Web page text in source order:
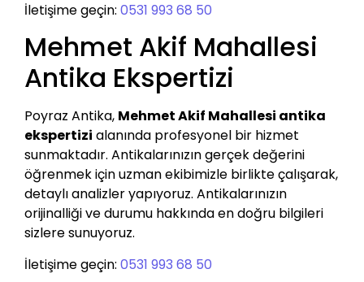
İletişime geçin: 0531 993 68 50
Mehmet Akif Mahallesi
Antika Ekspertizi
Poyraz Antika, Mehmet Akif Mahallesi antika
ekspertizi alanında profesyonel bir hizmet
sunmaktadır. Antikalarınızın gerçek değerini
öğrenmek için uzman ekibimizle birlikte çalışarak,
detaylı analizler yapıyoruz. Antikalarınızın
orijinalliği ve durumu hakkında en doğru bilgileri
sizlere sunuyoruz.
İletişime geçin: 0531 993 68 50